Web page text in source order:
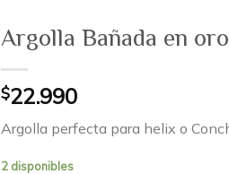
Argolla Bañada en
$22.990
Argolla perfecta para helix o
2 disponibles